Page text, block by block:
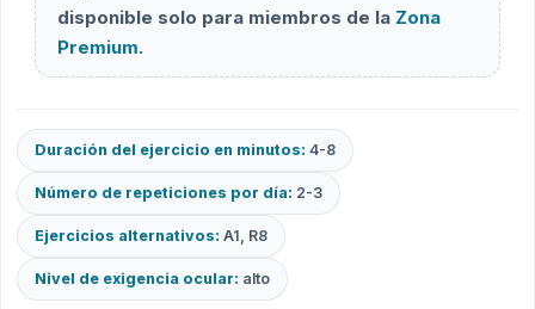
disponible solo para miembros de la Zona
Premium.
Duración del ejercicio en minutos: 4-8
Número de repeticiones por día: 2-3
Ejercicios alternativos: A1, R8
Nivel de exigencia ocular: alto